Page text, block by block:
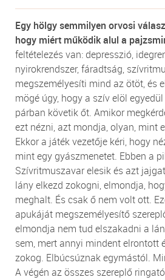
Egy hölgy semmilyen orvosi
hogy miért működik alul a
feltételezés van: depresszió,
nyirokrendszer, fáradtság,
megszemélyesíti mind az ötöt, és
mögé úgy, hogy a szív elöl
párban követik őt. Amikor
ezt nézni, azt mondja, olyan, mint
Ekkor a játék vezetője kéri, hogy
mint egy gyászmenetet. Ebben a
Szívritmuszavar elesik és azt
lány elkezd zokogni, elmondja,
meghalt. És csak ő nem volt ott.
apukáját megszemélyesítő
elmondja nem tud elszakadni a
sem, mert annyi mindent elrontott
zokog. Elbúcsúznak egymástól.
A végén az összes szereplő